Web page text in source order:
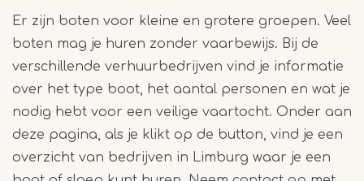
Er zijn boten voor kleine en grotere groepen. Veel
boten mag je huren zonder vaarbewijs. Bij de
verschillende verhuurbedrijven vind je informatie
over het type boot, het aantal personen en wat je
nodig hebt voor een veilige vaartocht. Onder aan
deze pagina, als je klikt op de button, vind je een
overzicht van bedrijven in Limburg waar je een